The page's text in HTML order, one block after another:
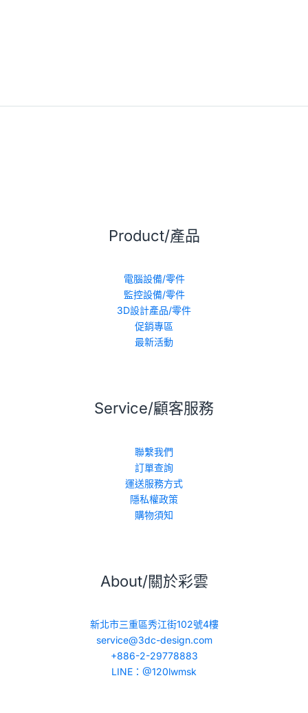
Product/產品
電腦設備/零件
監控設備/零件
3D設計產品/零件
促銷專區
最新活動
Service/顧客服務
聯繫我們
訂單查詢
運送服務方式
隱私權政策
購物須知
About/關於彩雲
新北市三重區秀江街102號4樓
service@3dc-design.com
+886-2-29778883
LINE：@120lwmsk